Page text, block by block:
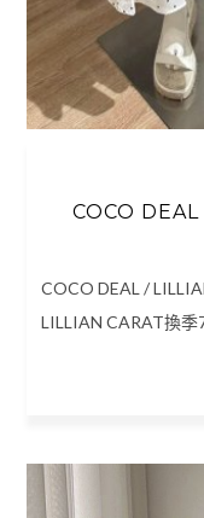
COCO
COCO DEAL /
LILLIAN CARAT換季